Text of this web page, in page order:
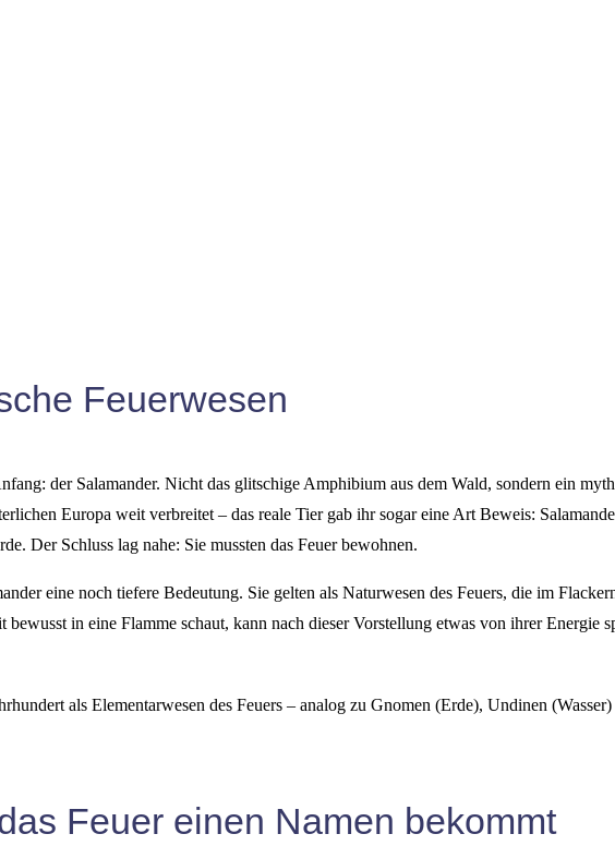
Feuerwesen
der Salamander. Nicht das glitschige Amphibium aus dem Wald, sondern ein
Europa weit verbreitet – das reale Tier gab ihr sogar eine Art Beweis:
Der Schluss lag nahe: Sie mussten das Feuer bewohnen.
eine noch tiefere Bedeutung. Sie gelten als Naturwesen des Feuers, die im
in eine Flamme schaut, kann nach dieser Vorstellung etwas von ihrer Energie
als Elementarwesen des Feuers – analog zu Gnomen (Erde), Undinen
Feuer einen Namen bekommt